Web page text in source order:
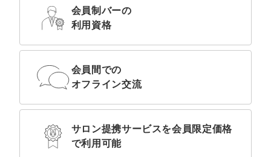
会員制バーの
利用資格
会員間での
オフライン交流
サロン提携サービスを会員限定価格
で利用可能